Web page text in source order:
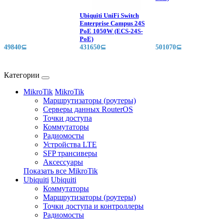
49840⊆
Ubiquiti UniFi Switch
Enterprise Campus 24S
PoE 1050W (ECS-24S-
PoE)
431650⊆
501070⊆
Категории
MikroTik MikroTik
Маршрутизаторы (роутеры)
Серверы данных RouterOS
Точки доступа
Коммутаторы
Радиомосты
Устройства LTE
SFP трансиверы
Аксессуары
Показать все MikroTik
Ubiquiti Ubiquiti
Коммутаторы
Маршрутизаторы (роутеры)
Точки доступа и контроллеры
Радиомосты